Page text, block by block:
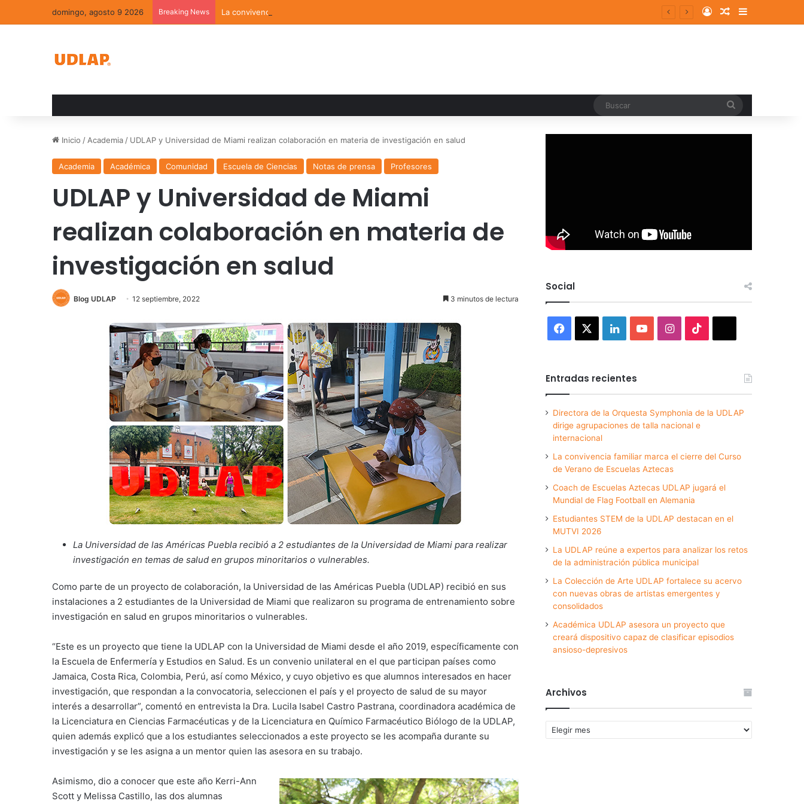
domingo, agosto 9 2026 Breaking News La convivencia familiar marca el cierre del Curso de Verano de Escuelas Aztecas Log InRandom Article
Sidebar
Inicio / Academia / UDLAP y Universidad de Miami realizan colaboración en materia de investigación en salud
Academia Académica Comunidad Escuela de Ciencias Notas de prensa Profesores
UDLAP y Universidad de Miami
realizan colaboración en materia de
investigación en salud
Blog UDLAP 12 septiembre, 2022 3 minutos de lectura
La Universidad de las Américas Puebla recibió a 2 estudiantes de la Universidad de Miami para realizar
investigación en temas de salud en grupos minoritarios o vulnerables.
Como parte de un proyecto de colaboración, la Universidad de las Américas Puebla (UDLAP) recibió en sus
instalaciones a 2 estudiantes de la Universidad de Miami que realizaron su programa de entrenamiento sobre
investigación en salud en grupos minoritarios o vulnerables.
“Este es un proyecto que tiene la UDLAP con la Universidad de Miami desde el año 2019, específicamente con
la Escuela de Enfermería y Estudios en Salud. Es un convenio unilateral en el que participan países como
Jamaica, Costa Rica, Colombia, Perú, así como México, y cuyo objetivo es que alumnos interesados en hacer
investigación, que respondan a la convocatoria, seleccionen el país y el proyecto de salud de su mayor
interés a desarrollar”, comentó en entrevista la Dra. Lucila Isabel Castro Pastrana, coordinadora académica de
la Licenciatura en Ciencias Farmacéuticas y de la Licenciatura en Químico Farmacéutico Biólogo de la UDLAP,
quien además explicó que a los estudiantes seleccionados a este proyecto se les acompaña durante su
investigación y se les asigna a un mentor quien las asesora en su trabajo.
Asimismo, dio a conocer que este año Kerri-Ann
Scott y Melissa Castillo, las dos alumnas
Social
Facebook LinkedInYouTubeInstagram
Entradas recientes
Directora de la Orquesta Symphonia de la UDLAP
dirige agrupaciones de talla nacional e
internacional
La convivencia familiar marca el cierre del Curso
de Verano de Escuelas Aztecas
Coach de Escuelas Aztecas UDLAP jugará el
Mundial de Flag Football en Alemania
Estudiantes STEM de la UDLAP destacan en el
MUTVI 2026
La UDLAP reúne a expertos para analizar los retos
de la administración pública municipal
La Colección de Arte UDLAP fortalece su acervo
con nuevas obras de artistas emergentes y
consolidados
Académica UDLAP asesora un proyecto que
creará dispositivo capaz de clasificar episodios
ansioso-depresivos
Archivos
Archivos